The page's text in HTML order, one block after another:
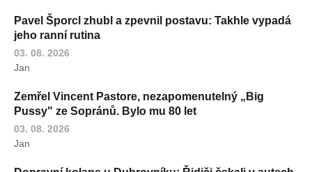
Pavel Šporcl zhubl a zpevnil postavu: Takhle vypadá
jeho ranní rutina
03. 08. 2026
Jan
Zemřel Vincent Pastore, nezapomenutelný „Big
Pussy" ze Sopránů. Bylo mu 80 let
03. 08. 2026
Jan